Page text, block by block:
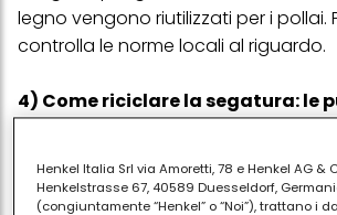
legno vengono riutilizzati per i pollai.
controlla le norme locali al riguardo.
4) Come riciclare la segatura: le
inumidisce e la usa per spazzare il
Henkel Italia Srl via Amoretti, 78 e Henkel AG &
Henkelstrasse 67, 40589 Duesseldorf,
(congiuntamente “Henkel” o “Noi”), trattano i